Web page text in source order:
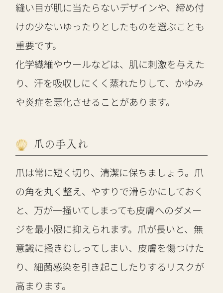
縫い目が肌に当たらないデザインや、締め付
けの少ないゆったりとしたものを選ぶことも
重要です。
化学繊維やウールなどは、肌に刺激を与えた
り、汗を吸収しにくく蒸れたりして、かゆみ
や炎症を悪化させることがあります。
爪の手入れ
爪は常に短く切り、清潔に保ちましょう。爪
の角を丸く整え、やすりで滑らかにしておく
と、万が一掻いてしまっても皮膚へのダメー
ジを最小限に抑えられます。爪が長いと、無
意識に掻きむしってしまい、皮膚を傷つけた
り、細菌感染を引き起こしたりするリスクが
高まります。